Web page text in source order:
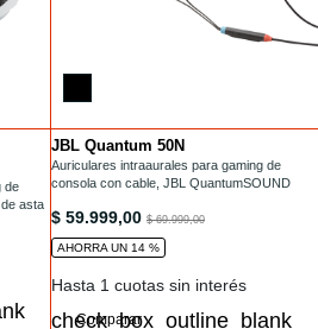
de
asta
JBL Quantum 50N
/con-cable/QUANTUM50N.html
Auriculares intraaurales para gaming de
consola con cable, JBL QuantumSOUND
opción de silenciar el micrófono, cómodos y
estables
/con-cable/QUANTUM50N.html
$ 59.999,00 $ 69.999,00
AHORRA UN 14 %
Installments
Hasta 1 cuotas sin interés
Comparar